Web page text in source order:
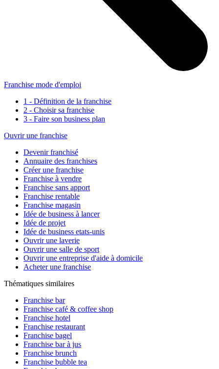
Franchise mode d'emploi
1 - Définition de la franchise
2 - Choisir sa franchise
3 - Faire son business plan
Ouvrir une franchise
Devenir franchisé
Annuaire des franchises
Créer une franchise
Franchise à vendre
Franchise sans apport
Franchise rentable
Franchise magasin
Idée de business à lancer
Idée de projet
Idée de business etats-unis
Ouvrir une laverie
Ouvrir une salle de sport
Ouvrir une entreprise d'aide à domicile
Acheter une franchise
Thématiques similaires
Franchise bar
Franchise café & coffee shop
Franchise hotel
Franchise restaurant
Franchise bagel
Franchise bar à jus
Franchise brunch
Franchise bubble tea